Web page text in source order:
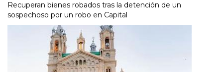
Recuperan bienes robados tras la detención de un
sospechoso por un robo en Capital